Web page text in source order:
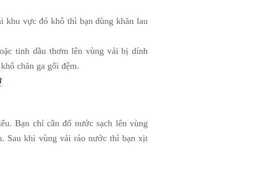
vực đó khô thì bạn dùng khăn lau
tinh dầu thơm lên vùng vải bị dính
chăn ga gối đệm.
Bạn chỉ cần đổ nước sạch lên vùng
Sau khi vùng vải ráo nước thì bạn xịt